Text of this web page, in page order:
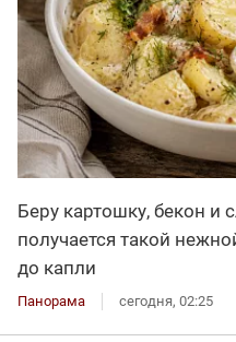
Беру картошку, бекон и
получается такой
до капли
Панорама сегодня, 02:25